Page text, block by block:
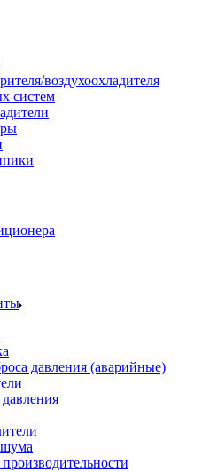
воздухоохладителя
систем
давления (аварийные)